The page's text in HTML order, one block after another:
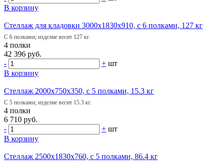
В корзину
Стеллаж для кладовки 3000х1830х910, с 6 полками, 127 кг
С 6 полками; изделие весит 127 кг.
4 полки
42 396 руб.
-
+ шт
В корзину
Стеллаж 2000х750х350, с 5 полками, 15.3 кг
С 5 полками; изделие весит 15.3 кг.
4 полки
6 710 руб.
-
+ шт
В корзину
Стеллаж 2500х1830х760, с 5 полками, 86.4 кг